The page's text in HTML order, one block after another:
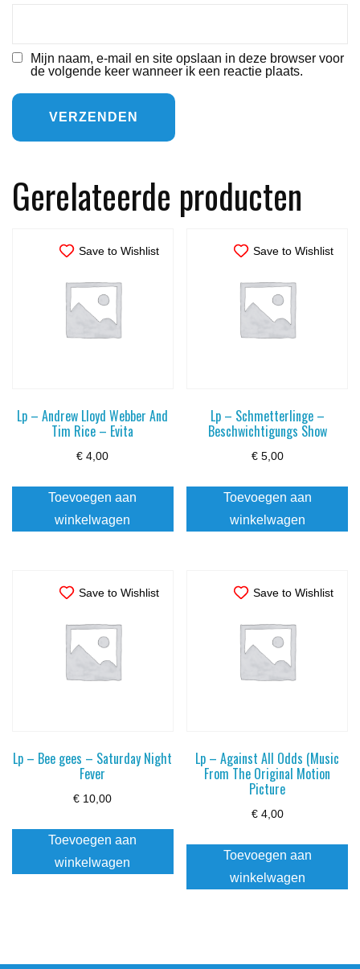
Mijn naam, e-mail en site opslaan in deze browser voor
de volgende keer wanneer ik een reactie plaats.
Gerelateerde producten
Save to Wishlist
Lp – Andrew Lloyd Webber And
Tim Rice – Evita
€ 4,00
Toevoegen aan
winkelwagen
Save to Wishlist
Lp – Schmetterlinge –
Beschwichtigungs Show
€5,00
Toevoegen aan
winkelwagen
Save to Wishlist
Lp – Bee gees – Saturday Night
Fever
€ 10,00
Toevoegen aan
winkelwagen
Save to Wishlist
Lp – Against All Odds (Music
From The Original Motion
Picture
€4,00
Toevoegen aan
winkelwagen